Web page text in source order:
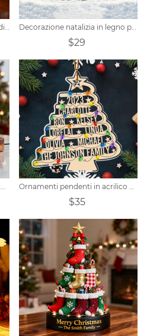
Foto personalizzate di collage di fiori conservati d'amore Decorazione natalizia in legno personalizzata con pupazzo di neve di Natale
$29
Luce notturna personalizzata con nome natalizio Ornamenti pendenti in acrilico personalizzati per l'albero di Natale
$35